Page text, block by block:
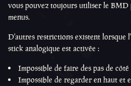
vous pouvez toujours utiliser le BMD
menus.
D'autres restrictions existent lorsque
stick analogique est activée :
Impossible de faire des pas de côté
Impossible de regarder en haut et